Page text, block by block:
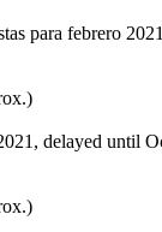
para febrero
delayed until